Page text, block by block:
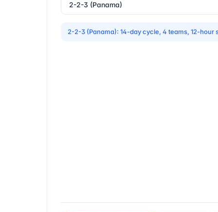
2-2-3 (Panama): 14-day cycle, 4 teams, 12-hour